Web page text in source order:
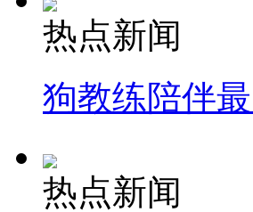
热点新闻
狗教练陪伴
热点新闻